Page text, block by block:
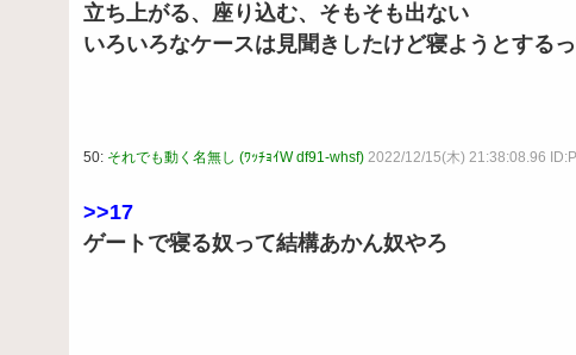
立ち上がる、座り込む、そもそも出ない
いろいろなケースは見聞きしたけど寝ようとする
50: それでも動く名無し (ﾜｯﾁｮｲW df91-whsf) 2022/12/15(木) 21:38:08.96
>>17
ゲートで寝る奴って結構あかん奴やろ